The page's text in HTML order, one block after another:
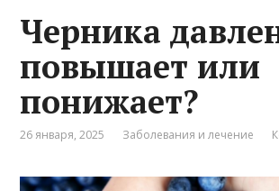
Черника
повышает или
понижает?
26 января, 2025 Заболевания и лечение